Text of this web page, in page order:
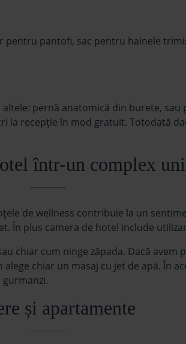
pantofi, sac pentru hainele
pernă anatomică din burete,
recepţie în mod gratuit. Totodată
într-un complex
de wellness contribuie la un
plus camera de hotel include
chiar cum ninge zăpada. Dacă
chiar un masaj cu jet de apă. În
și apartamente